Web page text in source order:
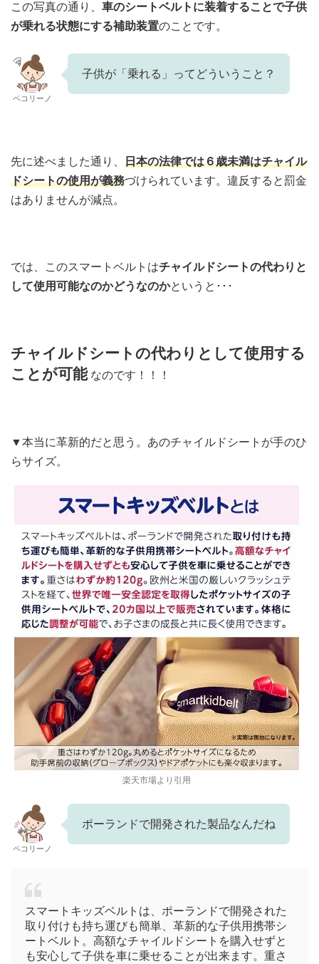
この写真の通り、 車のシートベルトに装着することで子供
が乗れる状態にする補助装置のことです。
ペコリーノ
子供が「乗れる」ってどういうこと？
先に述べました通り、 日本の法律では６歳未満はチャイル
ドシートの使用が義務づけられています。違反すると罰金
はありませんが減点。
では、このスマートベルトはチャイルドシートの代わりと
して使用可能なのかどうなのかというと･･･
チャイルドシートの代わりとして使用する
ことが可能なのです！！！
▼本当に革新的だと思う。あのチャイルドシートが手のひ
らサイズ。
楽天市場より引用
ペコリーノ
ポーランドで開発された製品なんだね
スマートキッズベルトは、ポーランドで開発された
取り付けも持ち運びも簡単、革新的な子供用携帯シ
ートベルト。高額なチャイルドシートを購入せずと
も安心して子供を車に乗せることが出来ます。重さ